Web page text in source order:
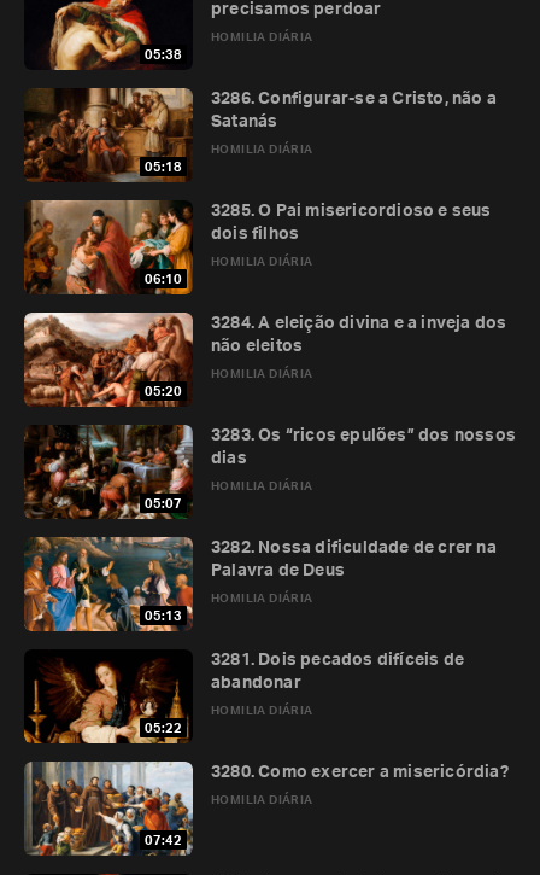
05:38
HOMILIA DIÁRIA
precisamos perdoar
05:18
HOMILIA DIÁRIA
3286. Configurar-se a Cristo, não a
Satanás
06:10
HOMILIA DIÁRIA
3285. O Pai misericordioso e seus
dois filhos
05:20
HOMILIA DIÁRIA
3284. A eleição divina e a inveja dos
não eleitos
05:07
HOMILIA DIÁRIA
3283. Os “ricos epulões” dos nossos
dias
05:13
HOMILIA DIÁRIA
3282. Nossa dificuldade de crer na
Palavra de Deus
05:22
HOMILIA DIÁRIA
3281. Dois pecados difíceis de
abandonar
07:42
HOMILIA DIÁRIA
3280. Como exercer a misericórdia?